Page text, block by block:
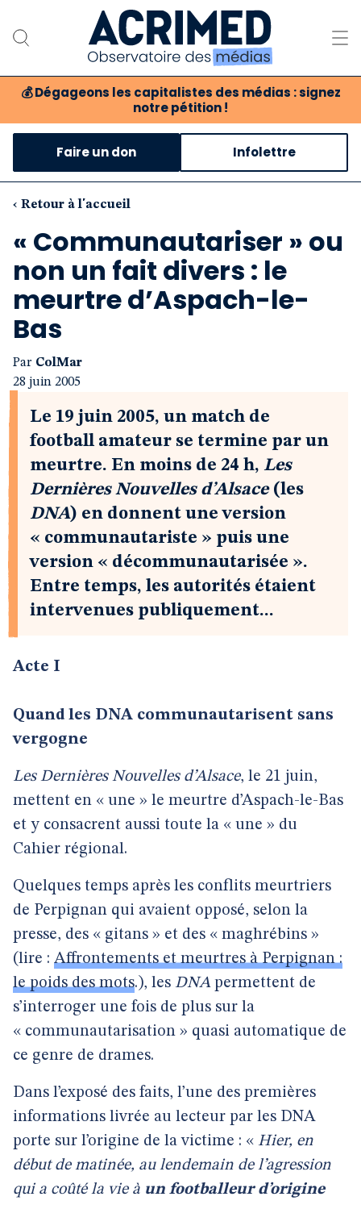
💰 Dégageons les capitalistes des médias : signez
notre pétition !
Notre association
Notre critique des médias
Nos propositions
Notre revue
Boutique
Faire un don Infolettre
‹ Retour à l'accueil
« Communautariser » ou
non un fait divers : le
meurtre d’Aspach-le-
Bas
Par ColMar
28 juin 2005
Le 19 juin 2005, un match de
football amateur se termine par un
meurtre. En moins de 24 h, Les
Dernières Nouvelles d’Alsace(les
DNA) en donnent une version
« communautariste » puis une
version « décommunautarisée ».
Entre temps, les autorités étaient
intervenues publiquement...
Acte I
Quand les DNA communautarisent sans
vergogne
Les Dernières Nouvelles d’Alsace, le 21 juin,
mettent en « une » le meurtre d’Aspach-le-Bas
et y consacrent aussi toute la « une » du
Cahier régional.
Quelques temps après les conflits meurtriers
de Perpignan qui avaient opposé, selon la
presse, des « gitans » et des « maghrébins »
(lire : Affrontements et meurtres à Perpignan :
le poids des mots.), les DNApermettent de
s’interroger une fois de plus sur la
« communautarisation » quasi automatique de
ce genre de drames.
Dans l’exposé des faits, l’une des premières
informations livrée au lecteur par les DNA
porte sur l’origine de la victime : « Hier, en
début de matinée, au lendemain de l’agression
qui a coûté la vie à un footballeur d’origine